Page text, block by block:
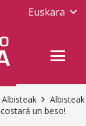
Euskara
Albisteak
Albisteak
un beso!